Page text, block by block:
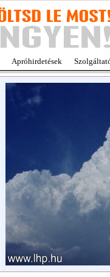
Apróhirdetések